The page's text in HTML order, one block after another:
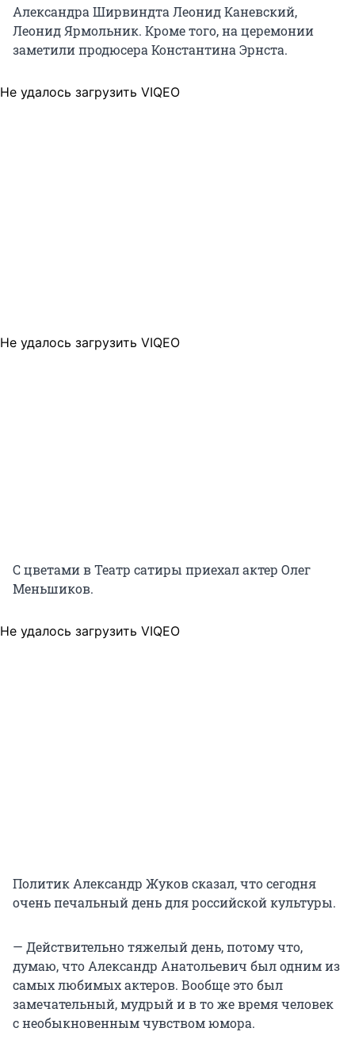
Александра Ширвиндта Леонид Каневский,
Леонид Ярмольник. Кроме того, на церемонии
заметили продюсера Константина Эрнста.
Не удалось загрузить VIQEO
Не удалось загрузить VIQEO
С цветами в Театр сатиры приехал актер Олег
Меньшиков.
Не удалось загрузить VIQEO
Политик Александр Жуков сказал, что сегодня
очень печальный день для российской культуры.
— Действительно тяжелый день, потому что,
думаю, что Александр Анатольевич был одним из
самых любимых актеров. Вообще это был
замечательный, мудрый и в то же время человек
с необыкновенным чувством юмора.